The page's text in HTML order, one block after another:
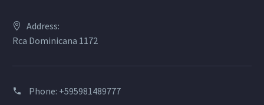
Address:
Rca Dominicana 1172
Phone: +595981489777